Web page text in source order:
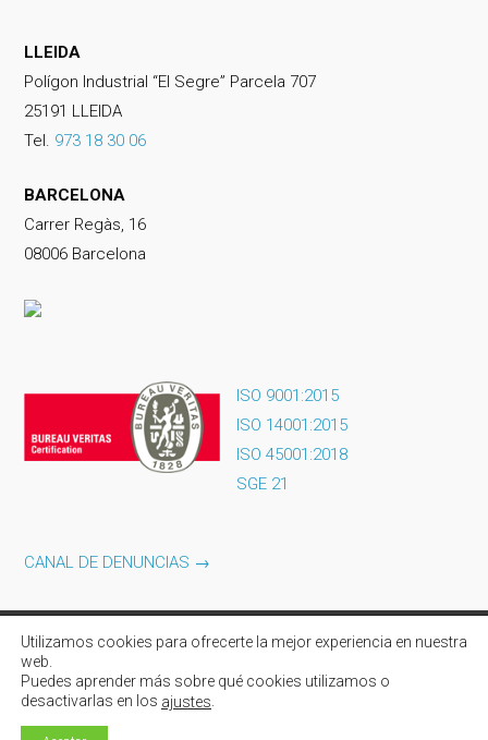
LLEIDA
Polígon Industrial “El Segre” Parcela 707
25191 LLEIDA
Tel. 973 18 30 06
BARCELONA
Carrer Regàs, 16
08006 Barcelona
ISO 9001:2015
ISO 14001:2015
ISO 45001:2018
SGE 21
CANAL DE DENUNCIAS →
© 2021 - Serveis de personal i neteja SL -
Utilizamos cookies para ofrecerte la mejor experiencia en nuestra
web.
Puedes aprender más sobre qué cookies utilizamos o
desactivarlas en los ajustes